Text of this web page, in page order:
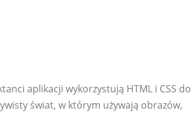
aplikacji wykorzystują HTML i CSS do
świat, w którym używają obrazów,